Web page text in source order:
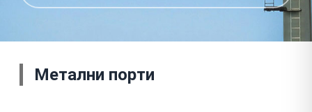
Метални порти